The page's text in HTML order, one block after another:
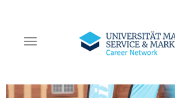
NAVIGATION EIN-/AUSSCHALTEN